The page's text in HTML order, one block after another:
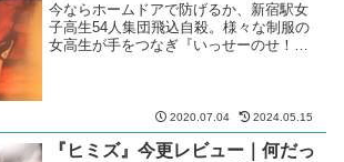
今ならホームドアで防げるか、新宿駅女
子高生54人集団飛込自殺。様々な制服の
女高生が手をつなぎ『いっせーのせ！』
2020.07.04 2024.05.15
『ヒミズ』今更レビュー｜何だっ